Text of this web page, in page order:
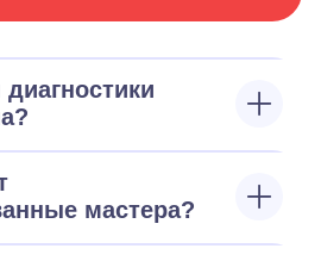
мастера?